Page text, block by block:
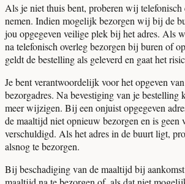
Als je niet thuis bent, proberen wij telefonisch
nemen. Indien mogelijk bezorgen wij bij de
jou opgegeven veilige plek bij het adres. Als
na telefonisch overleg bezorgen bij buren of
geldt de bestelling als geleverd en gaat het
Je bent verantwoordelijk voor het opgeven
bezorgadres. Na bevestiging van je bestelling
meer wijzigen. Bij een onjuist opgegeven
de maaltijd niet opnieuw bezorgen en is geen
verschuldigd. Als het adres in de buurt ligt,
alsnog te bezorgen.
Bij beschadiging van de maaltijd bij